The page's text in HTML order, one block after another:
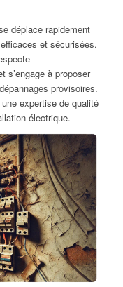
déplace rapidement
et sécurisées.
s’engage à proposer
provisoires.
expertise de qualité
électrique.